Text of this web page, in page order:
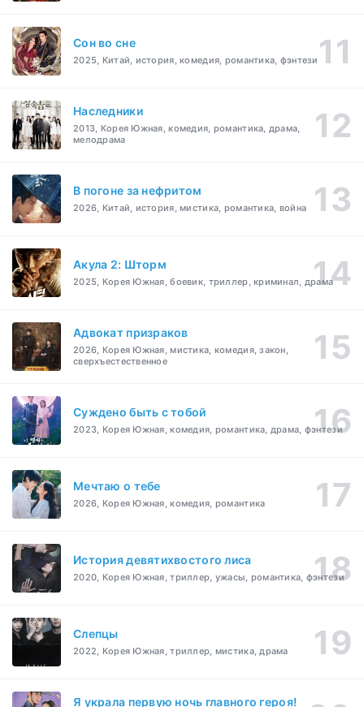
Cон во сне
2025, Китай, история, комедия, романтика, фэнтези
Наследники
2013, Корея Южная, комедия, романтика, драма,
мелодрама
В погоне за нефритом
2026, Китай, история, мистика, романтика, война
Акула 2: Шторм
2025, Корея Южная, боевик, триллер, криминал, драма
Адвокат призраков
2026, Корея Южная, мистика, комедия, закон,
сверхъестественное
Суждено быть с тобой
2023, Корея Южная, комедия, романтика, драма, фэнтези
Мечтаю о тебе
2026, Корея Южная, комедия, романтика
История девятихвостого лиса
2020, Корея Южная, триллер, ужасы, романтика, фэнтези
Слепцы
2022, Корея Южная, триллер, мистика, драма
Я украла первую ночь главного героя!